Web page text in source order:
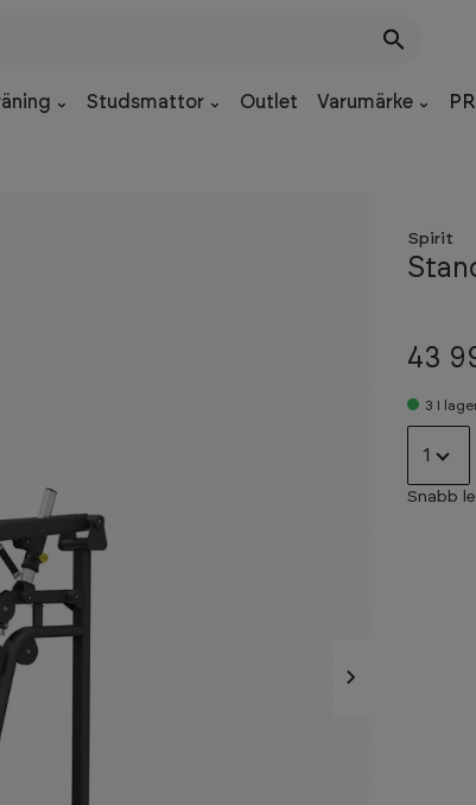
Studsmattor Outlet Varumärke
Spirit
43
3 I
1
Snabb